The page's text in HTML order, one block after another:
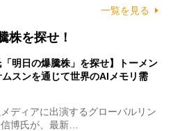
一覧を見る
株を探せ！
「明日の爆騰株」を探せ】トーメン
スンを通じて世界のAIメモリ需
ディアに出演するグローバルリン
博氏が、最新…